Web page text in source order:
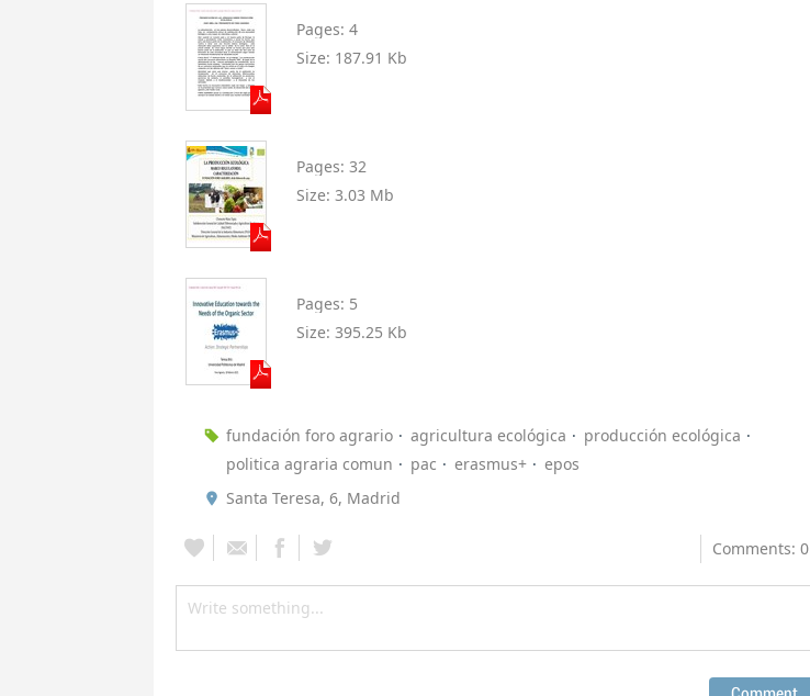
Pages: 4
Size: 187.91 Kb
Pages: 32
Size: 3.03 Mb
Pages: 5
Size: 395.25 Kb
fundación foro agrario agricultura ecológica
producción ecológica
politica agraria comun
pac erasmus+
epos
Santa Teresa, 6, Madrid
Comments: 0